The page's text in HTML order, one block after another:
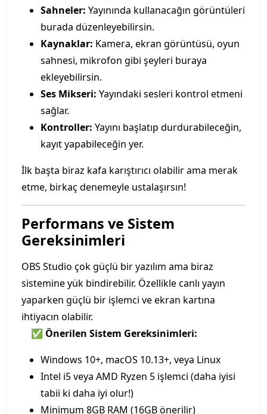
Sahneler: Yayınında kullanacağın görüntüleri
burada düzenleyebilirsin.
Kaynaklar: Kamera, ekran görüntüsü, oyun
sahnesi, mikrofon gibi şeyleri buraya
ekleyebilirsin.
Ses Mikseri: Yayındaki sesleri kontrol etmeni
sağlar.
Kontroller: Yayını başlatıp durdurabileceğin,
kayıt yapabileceğin yer.
İlk başta biraz kafa karıştırıcı olabilir ama merak
etme, birkaç denemeyle ustalaşırsın!
Performans ve Sistem
Gereksinimleri
OBS Studio çok güçlü bir yazılım ama biraz
sistemine yük bindirebilir. Özellikle canlı yayın
yaparken güçlü bir işlemci ve ekran kartına
ihtiyacın olabilir.
✅ Önerilen Sistem Gereksinimleri:
Windows 10+, macOS 10.13+, veya Linux
Intel i5 veya AMD Ryzen 5 işlemci (daha iyisi
tabii ki daha iyi olur!)
Minimum 8GB RAM (16GB önerilir)